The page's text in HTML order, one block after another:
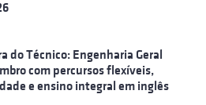
do Técnico: Engenharia Geral
com percursos flexíveis,
e ensino integral em inglês